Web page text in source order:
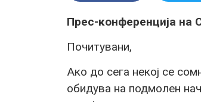
Прес-конференција
Почитувани,
Ако до сега некој се
обидува на подмолен